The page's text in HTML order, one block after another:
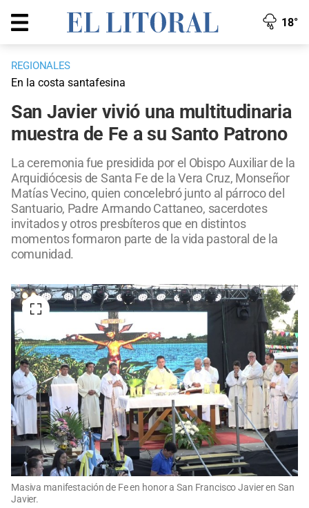
18°
REGIONALES
En la costa santafesina
San Javier vivió una multitudinaria
muestra de Fe a su Santo Patrono
La ceremonia fue presidida por el Obispo Auxiliar de la
Arquidiócesis de Santa Fe de la Vera Cruz, Monseñor
Matías Vecino, quien concelebró junto al párroco del
Santuario, Padre Armando Cattaneo, sacerdotes
invitados y otros presbíteros que en distintos
momentos formaron parte de la vida pastoral de la
comunidad.
Masiva manifestación de Fe en honor a San Francisco Javier en San
Javier.